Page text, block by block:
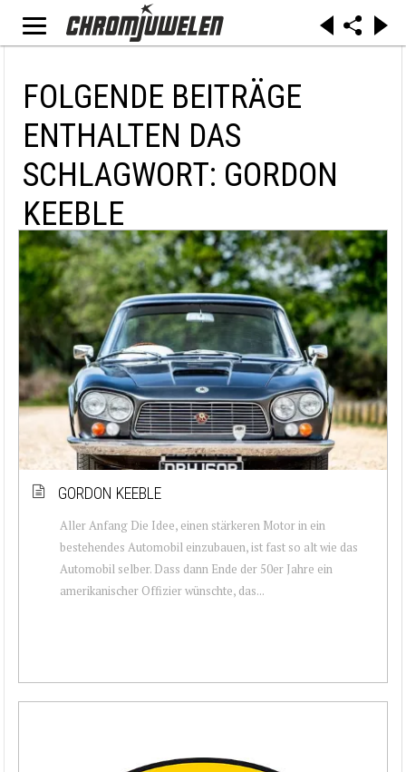
FOLGENDE BEITRÄGE
ENTHALTEN DAS
SCHLAGWORT: GORDON
KEEBLE
GORDON KEEBLE
Aller Anfang Die Idee, einen stärkeren Motor in ein
bestehendes Automobil einzubauen, ist fast so alt wie das
Automobil selber. Dass dann Ende der 50er Jahre ein
amerikanischer Offizier wünschte, das...